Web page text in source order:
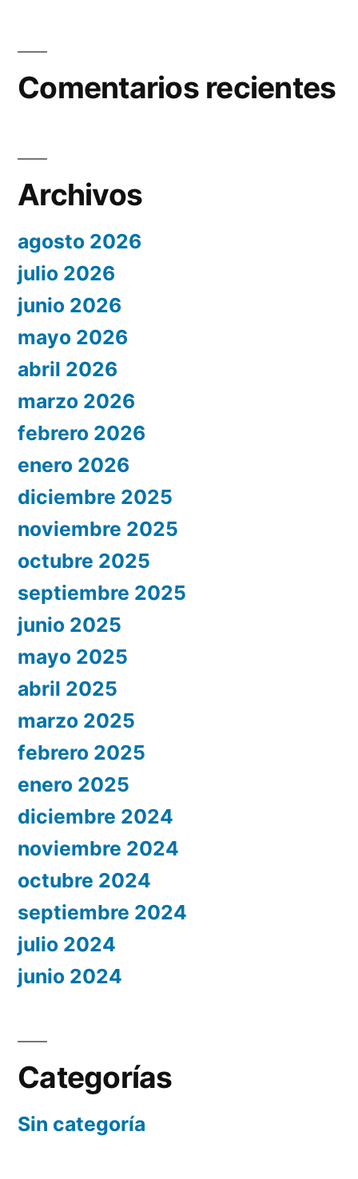
Comentarios recientes
Archivos
agosto 2026
julio 2026
junio 2026
mayo 2026
abril 2026
marzo 2026
febrero 2026
enero 2026
diciembre 2025
noviembre 2025
octubre 2025
septiembre 2025
junio 2025
mayo 2025
abril 2025
marzo 2025
febrero 2025
enero 2025
diciembre 2024
noviembre 2024
octubre 2024
septiembre 2024
julio 2024
junio 2024
Categorías
Sin categoría